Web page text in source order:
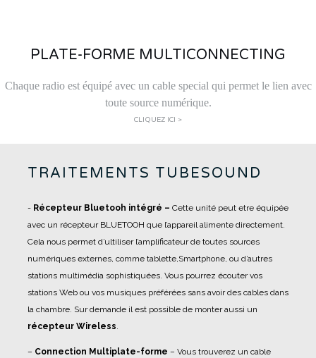
PLATE-FORME MULTICONNECTING
Chaque radio est équipé avec un cable special qui permet le lien avec
toute source numérique.
CLIQUEZ ICI >
TRAITEMENTS TUBESOUND
- Récepteur Bluetooh intégré – Cette unité peut etre équipée
avec un récepteur BLUETOOH que l’appareil alimente directement.
Cela nous permet d’ultiliser l’amplificateur de toutes sources
numériques externes, comme tablette,Smartphone, ou d’autres
stations multimédia sophistiquées. Vous pourrez écouter vos
stations Web ou vos musiques préférées sans avoir des cables dans
la chambre. Sur demande il est possible de monter aussi un
récepteur Wireless.
– Connection Multiplate-forme – Vous trouverez un cable